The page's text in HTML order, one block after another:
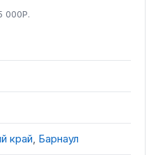
000Р.
край Барнаул